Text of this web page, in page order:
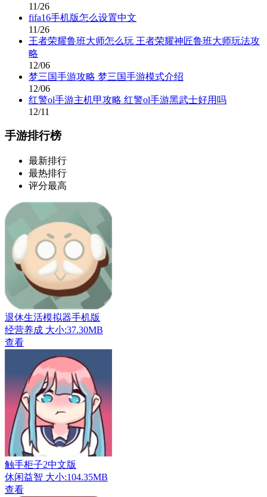
11/26
fifa16手机版怎么设置中文
11/26
王者荣耀鲁班大师怎么玩 王者荣耀神匠鲁班大师玩法攻
略
12/06
梦三国手游攻略 梦三国手游模式介绍
12/06
红警ol手游主机甲攻略 红警ol手游黑武士好用吗
12/11
手游排行榜
最新排行
最热排行
评分最高
退休生活模拟器手机版
经营养成 大小:37.30MB
查看
触手柜子2中文版
休闲益智 大小:104.35MB
查看